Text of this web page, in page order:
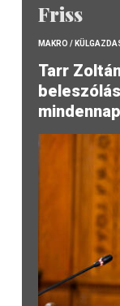
Friss
MAKRO /
Tarr